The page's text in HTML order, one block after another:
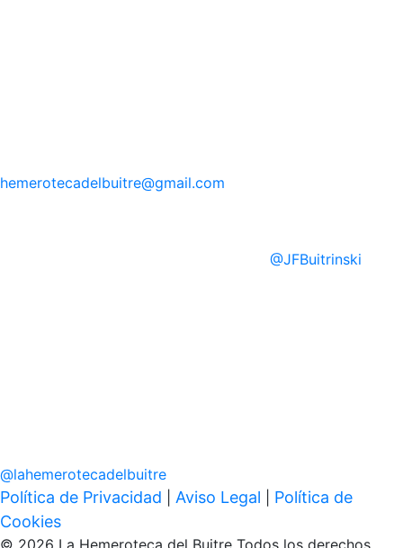
hemerotecadelbuitre@gmail.com
@JFBuitrinski
@lahemerotecadelbuitre
Política de Privacidad Aviso Legal
Política de
Cookies
© 2026 La Hemeroteca del Buitre Todos los derechos